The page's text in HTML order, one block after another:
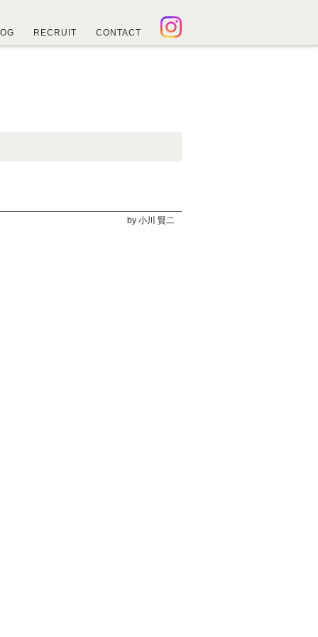
RECRUIT CONTACT
by 小川 賢二